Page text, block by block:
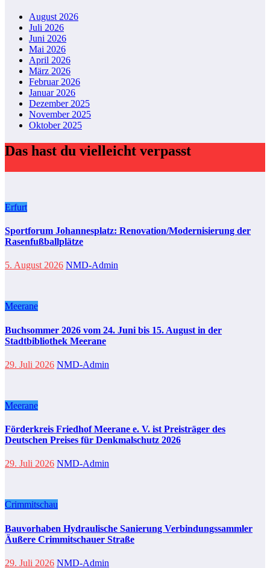
August 2026
Juli 2026
Juni 2026
Mai 2026
April 2026
März 2026
Februar 2026
Januar 2026
Dezember 2025
November 2025
Oktober 2025
Das hast du vielleicht verpasst
Erfurt
Sportforum Johannesplatz: Renovation/Modernisierung der
Rasenfußballplätze
5. August 2026 NMD-Admin
Meerane
Buchsommer 2026 vom 24. Juni bis 15. August in der
Stadtbibliothek Meerane
29. Juli 2026 NMD-Admin
Meerane
Förderkreis Friedhof Meerane e. V. ist Preisträger des
Deutschen Preises für Denkmalschutz 2026
29. Juli 2026 NMD-Admin
Crimmitschau
Bauvorhaben Hydraulische Sanierung Verbindungssammler
Äußere Crimmitschauer Straße
29. Juli 2026 NMD-Admin